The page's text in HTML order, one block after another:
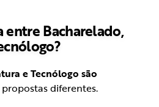
entre Bacharelado,
e Tecnólogo são
diferentes.